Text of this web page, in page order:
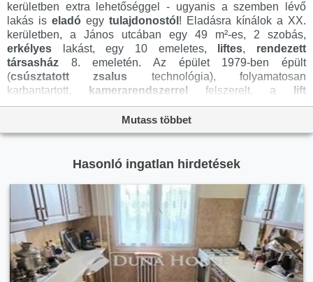
kerületben extra lehetőséggel - ugyanis a szemben lévő
lakás is eladó egy tulajdonostól ! Eladásra kínálok a XX.
kerületben, a János utcában egy 49 m²-es, 2 szobás,
erkélyes lakást, egy 10 emeletes, liftes, rendezett
társasház 8. emeletén. Az épület 1979-ben épült
(csúsztatott zsalus technológia), folyamatosan
karbantartott, kamerarendszerrel felszerelt, a lift
rendszeresen szervizelt. a ház elhelyezkedése kiváló:
, a főút zajától távolabb. a lakás egy zárható,
üvegajtóval leválasztott rövid folyosóról nyílik, ahol
főbb jellemzői:49 m² alapterület2 szoba8 m²-es
világos
folyamatosan karbantartottFelújítások, műszaki
tartalom:2017-ben teljes felújítás, burkolatcsereEgyedi,
beépített konyhabútor(gáztűzhely)Fi-relé (áram-
védőkapcsoló)Műanyag nyílászárókBurkolatok: járólap
(előszoba, konyha, wc), laminált padló (szobák)
Társasház
extrák:Kamerarendszera közös terekbenSzintenként
szemétledobóFelújított
földszinti tárolóhelyiségKözös
Mutass többet
Hasonló ingatlan hirdetések